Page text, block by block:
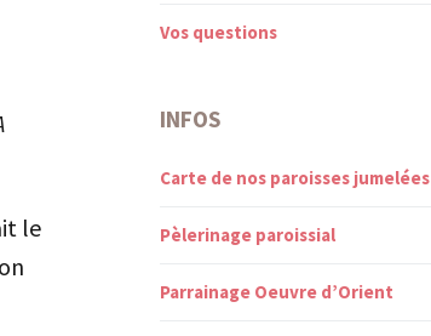
le
Vos questions
INFOS
Carte de nos paroisses jumelées
Pèlerinage paroissial
Parrainage Oeuvre d’Orient